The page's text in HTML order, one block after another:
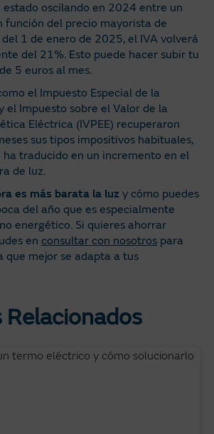
estado oscilando en 2024 entre un
función del precio mayorista de
1 de enero de 2025, el IVA volverá
del 21%. Esto puede hacer subir tu
5 euros al mes.
el Impuesto Especial de la
el Impuesto sobre el Valor de la
Eléctrica (IVPEE) recuperaron
sus tipos impositivos habituales,
ha traducido en un incremento en el
de luz.
es más barata la luz y cómo puedes
del año que es especialmente
energético. Si quieres ahorrar
en consultar con nosotros para
mejor se adapta a tus